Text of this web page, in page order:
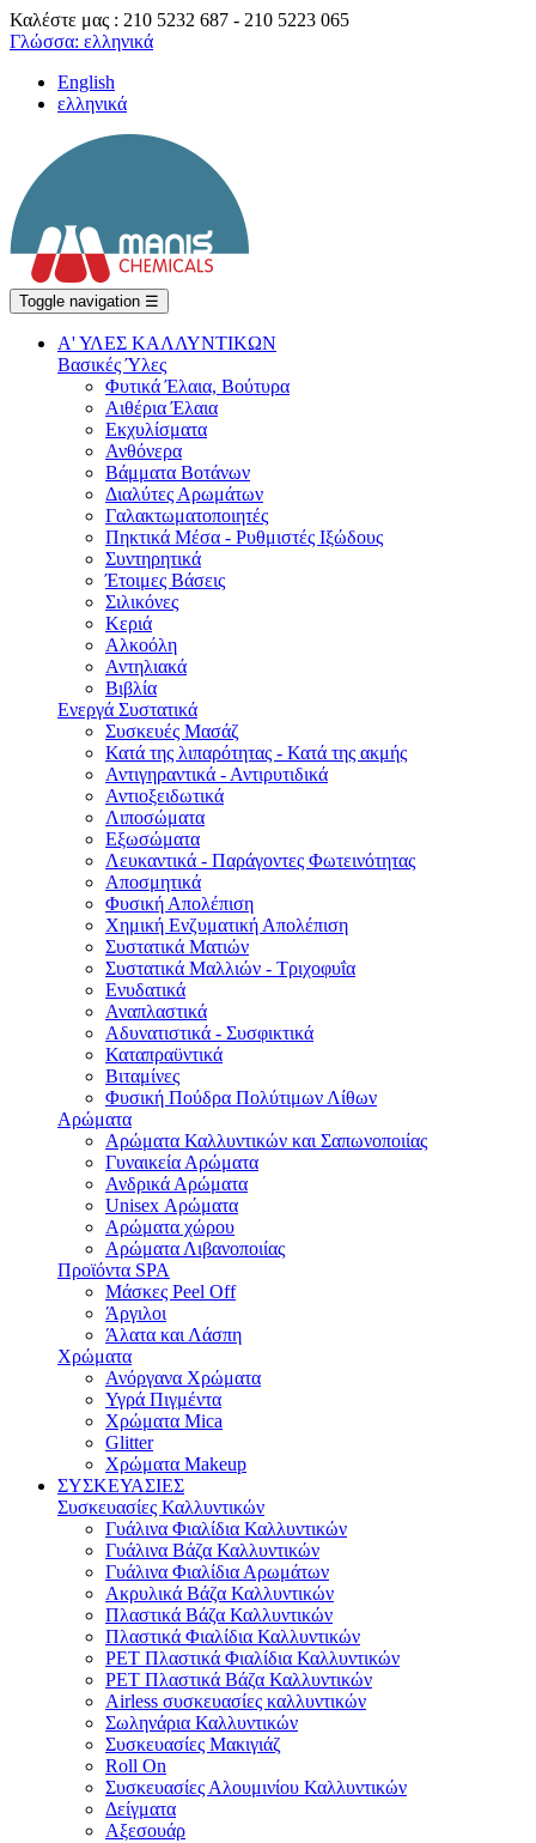
Καλέστε μας : 210 5232 687 - 210 5223 065
Γλώσσα: ελληνικά
English
ελληνικά
Toggle navigation ☰
Α' ΥΛΕΣ ΚΑΛΛΥΝΤΙΚΩΝ
Βασικές Ύλες
Φυτικά Έλαια, Βούτυρα
Αιθέρια Έλαια
Εκχυλίσματα
Ανθόνερα
Βάμματα Βοτάνων
Διαλύτες Αρωμάτων
Γαλακτωματοποιητές
Πηκτικά Μέσα - Ρυθμιστές Ιξώδους
Συντηρητικά
Έτοιμες Βάσεις
Σιλικόνες
Κεριά
Αλκοόλη
Αντηλιακά
Βιβλία
Ενεργά Συστατικά
Συσκευές Μασάζ
Κατά της λιπαρότητας - Κατά της ακμής
Αντιγηραντικά - Αντιρυτιδικά
Αντιοξειδωτικά
Λιποσώματα
Εξωσώματα
Λευκαντικά - Παράγοντες Φωτεινότητας
Αποσμητικά
Φυσική Απολέπιση
Χημική Ενζυματική Απολέπιση
Συστατικά Ματιών
Συστατικά Μαλλιών - Τριχοφυΐα
Ενυδατικά
Αναπλαστικά
Αδυνατιστικά - Συσφικτικά
Καταπραϋντικά
Bιταμίνες
Φυσική Πούδρα Πολύτιμων Λίθων
Αρώματα
Αρώματα Καλλυντικών και Σαπωνοποιίας
Γυναικεία Αρώματα
Ανδρικά Αρώματα
Unisex Αρώματα
Αρώματα χώρου
Αρώματα Λιβανοποιίας
Προϊόντα SPA
Μάσκες Peel Off
Άργιλοι
Άλατα και Λάσπη
Χρώματα
Ανόργανα Χρώματα
Υγρά Πιγμέντα
Χρώματα Mica
Glitter
Χρώματα Makeup
ΣΥΣΚΕΥΑΣΙΕΣ
Συσκευασίες Καλλυντικών
Γυάλινα Φιαλίδια Καλλυντικών
Γυάλινα Bάζα Καλλυντικών
Γυάλινα Φιαλίδια Αρωμάτων
Ακρυλικά Βάζα Καλλυντικών
Πλαστικά Βάζα Καλλυντικών
Πλαστικά Φιαλίδια Καλλυντικών
PET Πλαστικά Φιαλίδια Καλλυντικών
PET Πλαστικά Βάζα Καλλυντικών
Airless συσκευασίες καλλυντικών
Σωληνάρια Καλλυντικών
Συσκευασίες Μακιγιάζ
Roll On
Συσκευασίες Αλουμινίου Καλλυντικών
Δείγματα
Αξεσουάρ